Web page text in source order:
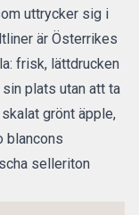
uttrycker sig i
är Österrikes
frisk, lättdrucken
plats utan att ta
grönt äpple,
blancons
selleriton